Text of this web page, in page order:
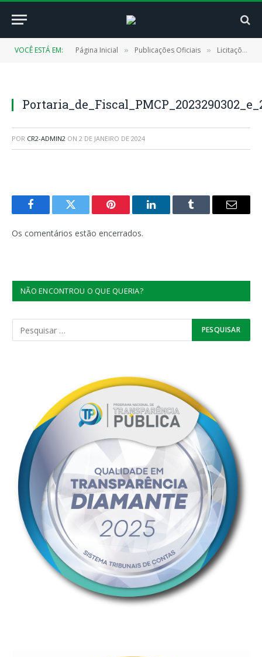
VOCÊ ESTÁ EM: Página Inicial » Publicações Oficiais » Licitações
POR CR2-ADMIN2 ON 2 DE JANEIRO DE 2024
FacebookTwitter Pinterest LinkedInTumblr
E-
Os comentários estão encerrados.
NÃO ENCONTROU O QUE QUERIA?